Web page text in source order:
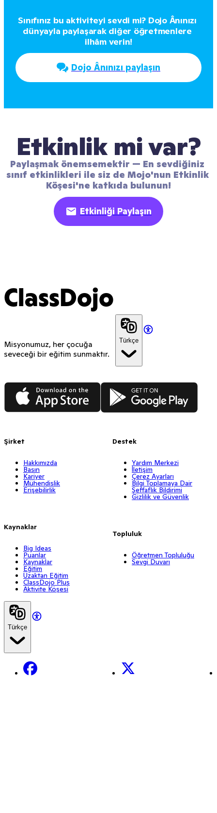
Sınıfınız bu aktiviteyi sevdi mi? Dojo Ânınızı
dünyayla paylaşarak diğer öğretmenlere
ilhâm verin!
Dojo Ânınızı paylaşın
Etkinlik mi var?
Paylaşmak önemsemektir — En sevdiğiniz
sınıf etkinlikleri ile siz de Mojo'nun Etkinlik
Köşesi'ne katkıda bulunun!
Etkinliği Paylaşın
ClassDojo
Misyonumuz, her çocuğa
seveceği bir eğitim sunmaktır.
Türkçe
App Store Google Play
Şirket
Hakkımızda
Basın
Kariyer
Mühendislik
Erişebilirlik
Kaynaklar
Big Ideas
Puanlar
Kaynaklar
Eğitim
Uzaktan Eğitim
ClassDojo Plus
Aktivite Köşesi
Destek
Yardım Merkezi
İletişim
Çerez Ayarları
Bilgi Toplamaya Dair
Şeffaflık Bildirimi
Gizlilik ve Güvenlik
Topluluk
Öğretmen Topluluğu
Sevgi Duvarı
Türkçe
Facebook X